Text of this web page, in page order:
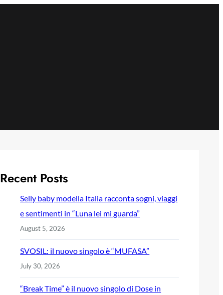
Recent Posts
Selly baby modella Italia racconta sogni, viaggi
e sentimenti in “Luna lei mi guarda”
August 5, 2026
SVOSIL: il nuovo singolo è “MUFASA”
July 30, 2026
“Break Time” è il nuovo singolo di Dose in